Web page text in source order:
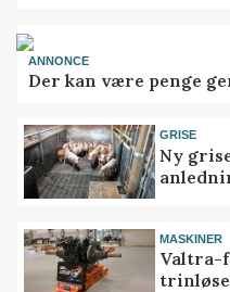
ANNONCE
Der kan være penge
GRISE
Ny
MASKINER
Valtra-